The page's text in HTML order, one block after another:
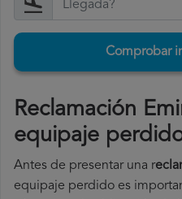
Comprobar
Reclamación
equipaje
Antes de presentar una r
equipaje perdido es